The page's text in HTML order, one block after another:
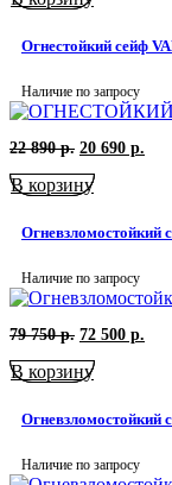
390
р..
р..
Огнестойкий сейф
Наличие по запросу
22 890р.
составляла
р..
20 690 р.
р..
В корзину
Огневзломостойкий
Наличие по запросу
79 750р.
составляла
р..
72 500 р.
р..
В корзину
Огневзломостойкий
Наличие по запросу